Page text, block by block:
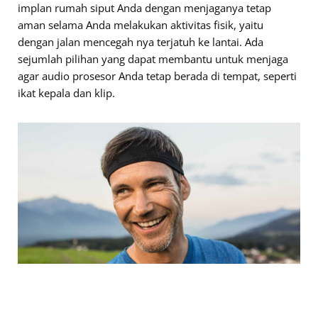
implan rumah siput Anda dengan menjaganya tetap
aman selama Anda melakukan aktivitas fisik, yaitu
dengan jalan mencegah nya terjatuh ke lantai. Ada
sejumlah pilihan yang dapat membantu untuk menjaga
agar audio prosesor Anda tetap berada di tempat, seperti
ikat kepala dan klip.